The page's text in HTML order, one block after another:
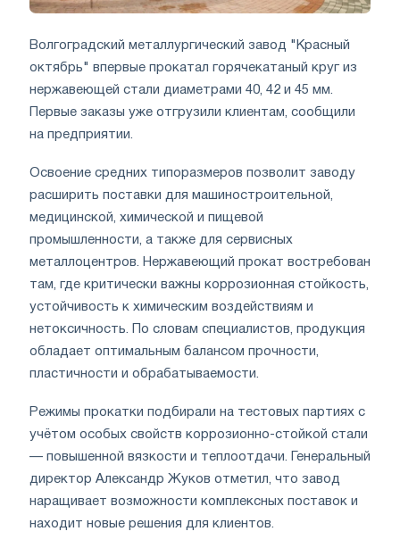
Волгоградский металлургический завод "Красный
октябрь" впервые прокатал горячекатаный круг из
нержавеющей стали диаметрами 40, 42 и 45 мм.
Первые заказы уже отгрузили клиентам, сообщили
на предприятии.
Освоение средних типоразмеров позволит заводу
расширить поставки для машиностроительной,
медицинской, химической и пищевой
промышленности, а также для сервисных
металлоцентров. Нержавеющий прокат востребован
там, где критически важны коррозионная стойкость,
устойчивость к химическим воздействиям и
нетоксичность. По словам специалистов, продукция
обладает оптимальным балансом прочности,
пластичности и обрабатываемости.
Режимы прокатки подбирали на тестовых партиях с
учётом особых свойств коррозионно-стойкой стали
— повышенной вязкости и теплоотдачи. Генеральный
директор Александр Жуков отметил, что завод
наращивает возможности комплексных поставок и
находит новые решения для клиентов.